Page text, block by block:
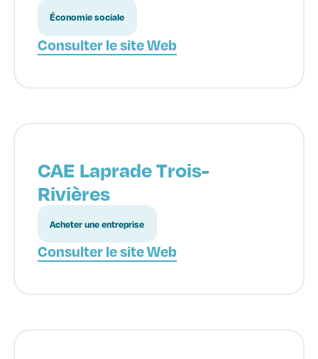
Économie sociale
Consulter le site Web
CAE Laprade Trois-
Rivières
Acheter une entreprise
Consulter le site Web